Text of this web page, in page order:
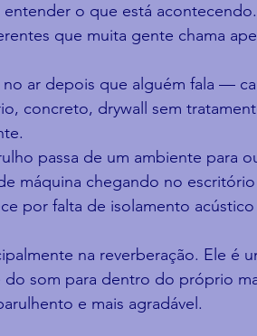
o que está
que muita gente chama
ar depois que alguém fala —
concreto, drywall sem
passa de um ambiente para
máquina chegando no
por falta de isolamento
na reverberação. Ele é
som para dentro do próprio
e mais agradável.